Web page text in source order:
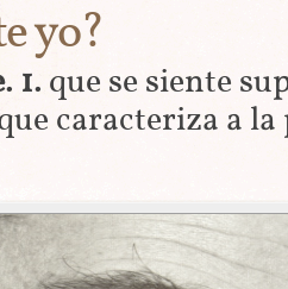
yo?
1. que se siente
caracteriza a la